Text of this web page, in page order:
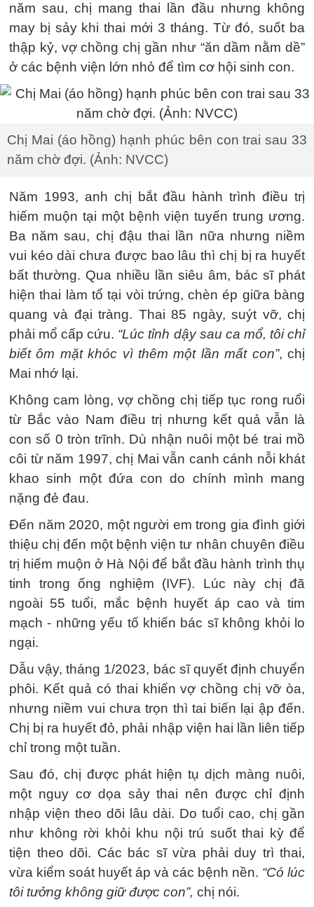
năm sau, chị mang thai lần đầu nhưng không
may bị sảy khi thai mới 3 tháng. Từ đó, suốt ba
thập kỷ, vợ chồng chị gần như “ăn dầm nằm dề”
ở các bệnh viện lớn nhỏ để tìm cơ hội sinh con.
Chị Mai (áo hồng) hạnh phúc bên con trai sau 33
năm chờ đợi. (Ảnh: NVCC)
Năm 1993, anh chị bắt đầu hành trình điều trị
hiếm muộn tại một bệnh viện tuyến trung ương.
Ba năm sau, chị đậu thai lần nữa nhưng niềm
vui kéo dài chưa được bao lâu thì chị bị ra huyết
bất thường. Qua nhiều lần siêu âm, bác sĩ phát
hiện thai làm tổ tại vòi trứng, chèn ép giữa bàng
quang và đại tràng. Thai 85 ngày, suýt vỡ, chị
phải mổ cấp cứu. “Lúc tỉnh dậy sau ca mổ, tôi chỉ
biết ôm mặt khóc vì thêm một lần mất con”, chị
Mai nhớ lại.
Không cam lòng, vợ chồng chị tiếp tục rong ruổi
từ Bắc vào Nam điều trị nhưng kết quả vẫn là
con số 0 tròn trĩnh. Dù nhận nuôi một bé trai mồ
côi từ năm 1997, chị Mai vẫn canh cánh nỗi khát
khao sinh một đứa con do chính mình mang
nặng đẻ đau.
Đến năm 2020, một người em trong gia đình giới
thiệu chị đến một bệnh viện tư nhân chuyên điều
trị hiếm muộn ở Hà Nội để bắt đầu hành trình thụ
tinh trong ống nghiệm (IVF). Lúc này chị đã
ngoài 55 tuổi, mắc bệnh huyết áp cao và tim
mạch - những yếu tố khiến bác sĩ không khỏi lo
ngại.
Dẫu vậy, tháng 1/2023, bác sĩ quyết định chuyển
phôi. Kết quả có thai khiến vợ chồng chị vỡ òa,
nhưng niềm vui chưa trọn thì tai biến lại ập đến.
Chị bị ra huyết đỏ, phải nhập viện hai lần liên tiếp
chỉ trong một tuần.
Sau đó, chị được phát hiện tụ dịch màng nuôi,
một nguy cơ dọa sảy thai nên được chỉ định
nhập viện theo dõi lâu dài. Do tuổi cao, chị gần
như không rời khỏi khu nội trú suốt thai kỳ để
tiện theo dõi. Các bác sĩ vừa phải duy trì thai,
vừa kiểm soát huyết áp và các bệnh nền. “Có lúc
tôi tưởng không giữ được con”, chị nói.